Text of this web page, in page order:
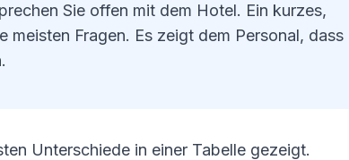
Sie offen mit dem Hotel. Ein kurzes,
Fragen. Es zeigt dem Personal, dass
Unterschiede in einer Tabelle gezeigt.